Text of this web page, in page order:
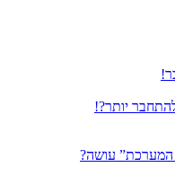
יותר?!
המערכת” עושה?